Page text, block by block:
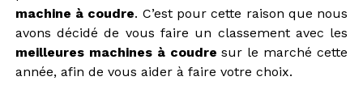
machine à coudre. C’est pour cette raison que nous
avons décidé de vous faire un classement avec les
meilleures machines à coudresur le marché cette
année, afin de vous aider à faire votre choix.